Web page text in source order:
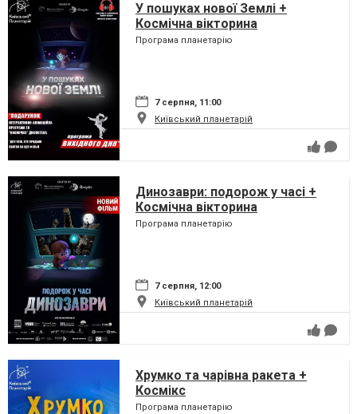
У пошуках нової Землі +
Космічна вікторина
Програма планетарію
7 серпня, 11:00
Київський планетарій
Динозаври: подорож у часі +
Космічна вікторина
Програма планетарію
7 серпня, 12:00
Київський планетарій
Хрумко та чарівна ракета +
Космікс
Програма планетарію